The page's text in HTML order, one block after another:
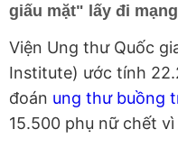
giấu mặt" lấy đi
Viện Ung thư Quốc
Institute) ước tính
đoán ung thư buồng
15.500 phụ nữ chết